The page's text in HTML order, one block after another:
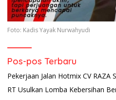
Foto: Kadis Yayak Nurwahyudi
Pos-pos Terbaru
Pekerjaan Jalan Hotmix CV RAZA
RT Usulkan Lomba Kebersihan